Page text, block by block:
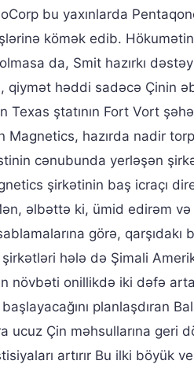
bu yaxınlarda
kömək edib.
da, Smit hazırkı
qiymət həddi sadəcə Çinin
Texas ştatının Fort Vort
hazırda nadir
cənubunda yerləşən
şirkətinin baş icraçı
əlbəttə ki, ümid edirəm
görə, qarşıdakı
hələ də Şimali
növbəti onillikdə iki dəfə
planlaşdıran
ucuz Çin məhsullarına geri
artırır Bu ilki böyük